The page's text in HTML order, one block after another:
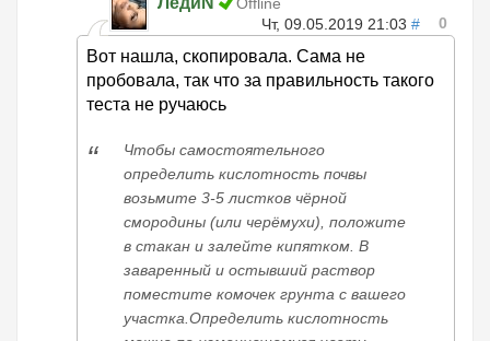
Offline
Чт, 09.05.2019 21:03 # 0
Вот нашла, скопировала. Сама не
пробовала, так что за правильность такого
теста не ручаюсь
Чтобы самостоятельного
определить кислотность почвы
возьмите 3-5 листков чёрной
смородины (или черёмухи), положите
в стакан и залейте кипятком. В
заваренный и остывший раствор
поместите комочек грунта с вашего
участка.Определить кислотность